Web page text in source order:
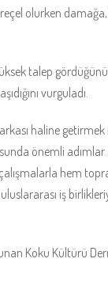
olurken
talep
vurguladı.
haline
önemli
hem
iş
Koku Kültürü